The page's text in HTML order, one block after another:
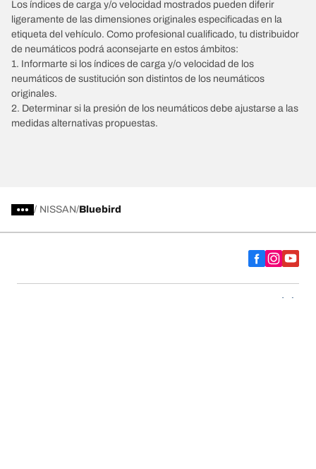
Los índices de carga y/o velocidad mostrados pueden diferir
ligeramente de las dimensiones originales especificadas en la
etiqueta del vehículo. Como profesional cualificado, tu distribuidor
de neumáticos podrá aconsejarte en estos ámbitos:
1. Informarte si los índices de carga y/o velocidad de los
neumáticos de sustitución son distintos de los neumáticos
originales.
2. Determinar si la presión de los neumáticos debe ajustarse a las
medidas alternativas propuestas.
/ NISSAN Bluebird